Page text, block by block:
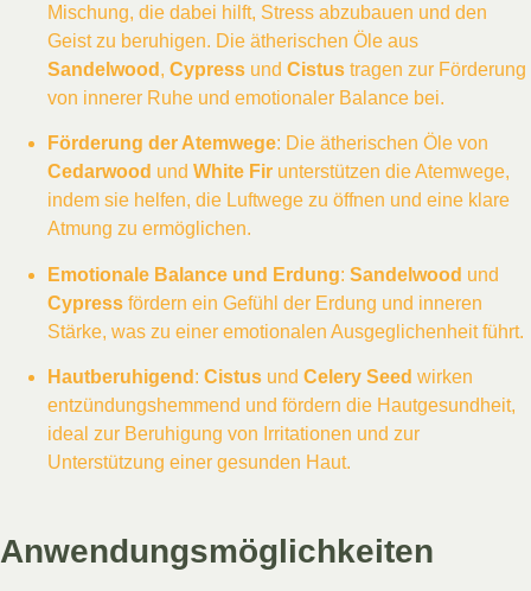
Mischung, die dabei hilft, Stress abzubauen und den
Geist zu beruhigen. Die ätherischen Öle aus
Sandelwood , Cypress und Cistus tragen zur Förderung
von innerer Ruhe und emotionaler Balance bei.
Förderung der Atemwege: Die ätherischen Öle von
Cedarwood und White Fir unterstützen die Atemwege,
indem sie helfen, die Luftwege zu öffnen und eine klare
Atmung zu ermöglichen.
Emotionale Balance und Erdung: Sandelwood und
Cypress fördern ein Gefühl der Erdung und inneren
Stärke, was zu einer emotionalen Ausgeglichenheit führt.
Hautberuhigend : Cistus und Celery Seed wirken
entzündungshemmend und fördern die Hautgesundheit,
ideal zur Beruhigung von Irritationen und zur
Unterstützung einer gesunden Haut.
Anwendungsmöglichkeiten